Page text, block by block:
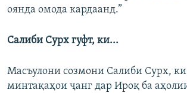
оянда омода кардаанд.”
Салиби Сурх гуфт, ки...
Масъулони созмони Салиби Сурх, ки
минтақаҳои ҷанг дар Ироқ ба